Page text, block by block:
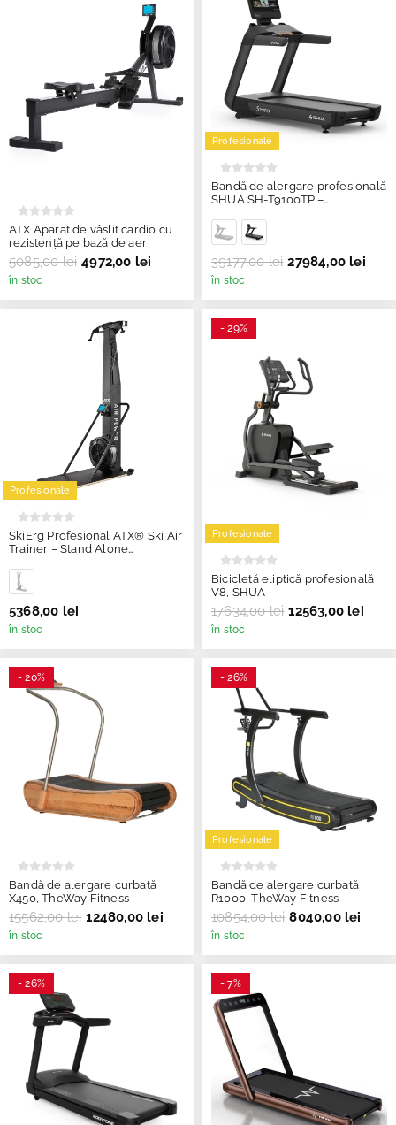
ATX Aparat de vâslit cardio cu
rezistență pe bază de aer
5085,00 lei 4972,00 lei
în stoc
Profesionale
Bandă de alergare profesională
SHUA SH-T9100TP –
Adaptive Deck
39177,00 lei 27984,00 lei
în stoc
Profesionale
SkiErg Profesional ATX® Ski Air
Trainer – Stand Alone
5368,00 lei
în stoc
- 29%
Profesionale
Bicicletă eliptică profesională
V8, SHUA
17634,00 lei 12563,00 lei
în stoc
- 20%
Bandă de alergare curbată
X450, TheWay Fitness
15562,00 lei 12480,00 lei
în stoc
- 26%
Profesionale
Bandă de alergare curbată
R1000, TheWay Fitness
10854,00 lei 8040,00 lei
în stoc
- 26% - 7%